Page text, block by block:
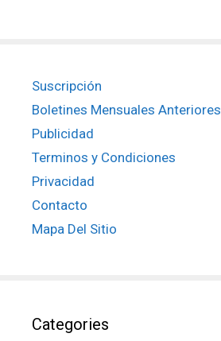
Suscripción
Boletines Mensuales Anteriores
Publicidad
Terminos y Condiciones
Privacidad
Contacto
Mapa Del Sitio
Categories